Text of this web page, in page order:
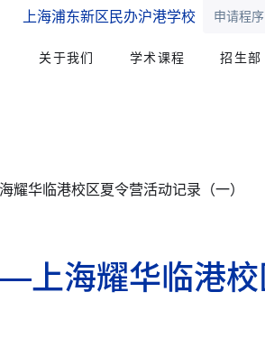
上海浦东新区民办沪港学校 申请程序
关于我们 学术课程 招生部
华临港校区夏令营活动记录（一）
上海耀华临港